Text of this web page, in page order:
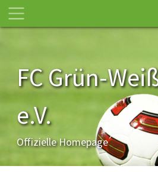
FC Grün-
e.V.
Offizielle Homepage